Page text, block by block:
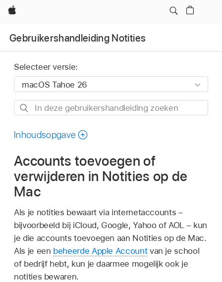
Apple
Gebruikershandleiding Notities
Selecteer versie:
In
gebruikershandleiding
Inhoudsopgave
Accounts toevoegen of
verwijderen in Notities op de
Mac
Als je notities bewaart via internetaccounts –
bijvoorbeeld bij iCloud, Google, Yahoo of AOL – kun
je die accounts toevoegen aan Notities op de Mac.
Als je een beheerde Apple Accountvan je school
of bedrijf hebt, kun je daarmee mogelijk ook je
notities bewaren.